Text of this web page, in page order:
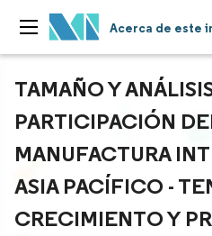
Acerca de este
TAMAÑO Y
PARTICIPACIÓN
MANUFACTURA
ASIA PACÍFICO -
CRECIMIENTO Y